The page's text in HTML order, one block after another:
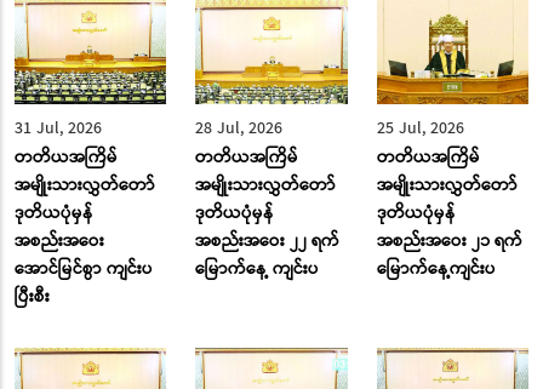
31 Jul, 2026
တတိယအကြိမ်
အမျိုးသားလွှတ်တော်
ဒုတိယပုံမှန်
အစည်းအဝေး
အောင်မြင်စွာ ကျင်းပ
ပြီးစီး
28 Jul, 2026
တတိယအကြိမ်
အမျိုးသားလွှတ်တော်
ဒုတိယပုံမှန်
အစည်းအဝေး ၂၂ ရက်
မြောက်နေ့ ကျင်းပ
25 Jul, 2026
တတိယအကြိမ်
အမျိုးသားလွှတ်တော်
ဒုတိယပုံမှန်
အစည်းအဝေး ၂၁ ရက်
မြောက်နေ့ကျင်းပ